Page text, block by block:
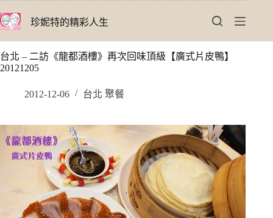
至
要
內
珍妮特的精彩人生
台北 – 二訪《龍都酒樓》再次回味頂級【廣式片皮鴨】
20121205
2012-12-06 台北 聚餐